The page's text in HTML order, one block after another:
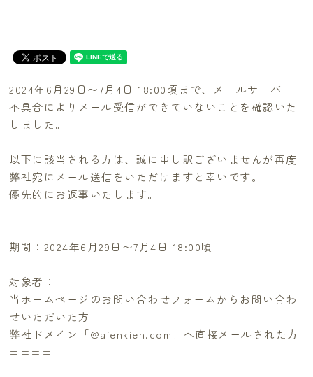
2024年6月29日〜7月4日 18:00頃まで、メールサーバー
不具合によりメール受信ができていないことを確認いた
しました。
以下に該当される方は、誠に申し訳ございませんが再度
弊社宛にメール送信をいただけますと幸いです。
優先的にお返事いたします。
====
期間：2024年6月29日〜7月4日 18:00頃
対象者：
当ホームページのお問い合わせフォームからお問い合わ
せいただいた方
弊社ドメイン「@aienkien.com」へ直接メールされた方
====